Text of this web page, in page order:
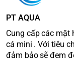
PT AQUA
Cung cấp các mặt
cá mini . Với tiêu
đảm bảo sẽ đem